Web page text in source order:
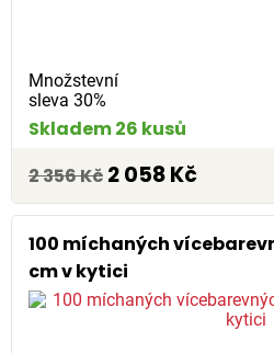
Množstevní
sleva 30%
Skladem 26 kusů
2 356 Kč 2 058 Kč
100 míchaných
cm v kytici